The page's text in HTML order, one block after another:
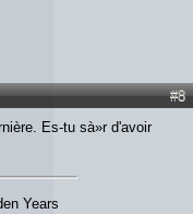
#8
Es-tu sà»r d'avoir
Years